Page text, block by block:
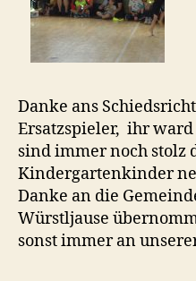
Danke ans
Ersatzspieler, ihr
sind immer noch stolz
Kindergartenkinder
Danke an die
Würstljause
sonst immer an